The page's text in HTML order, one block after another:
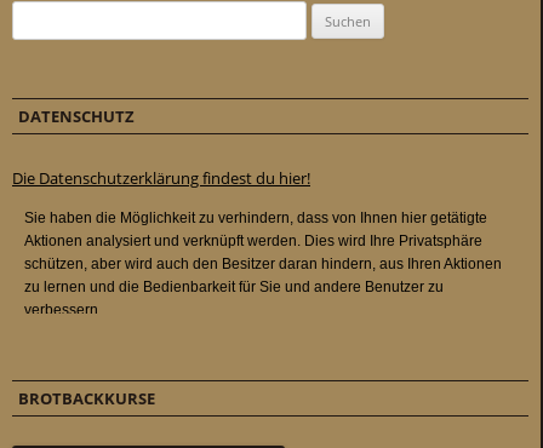
DATENSCHUTZ
Die Datenschutzerklärung findest du hier!
BROTBACKKURSE